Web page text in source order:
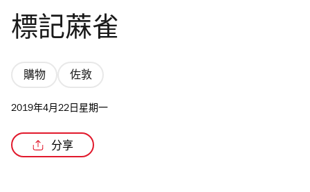
標記蔴雀
購物 佐敦
2019年4月22日星期一
分享